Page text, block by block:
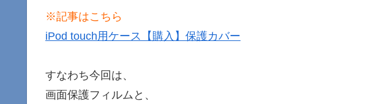
※記事はこちら
iPod touch用ケース【購入】保護カバー
すなわち今回は、
画面保護フィルムと、